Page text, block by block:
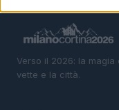
Verso il 2026: la
vette e la città.